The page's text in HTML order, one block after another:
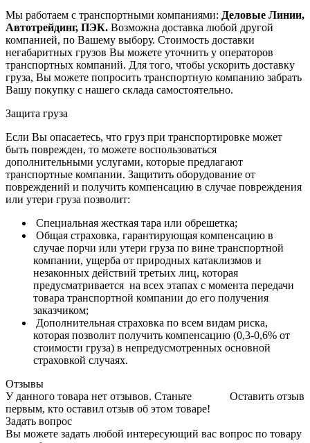
Мы работаем с транспортными компаниями: Деловые Линии,
Автотрейдинг, ПЭК. Возможна доставка любой другой
компанией, по Вашему выбору. Стоимость доставки
негабаритных грузов Вы можете уточнить у операторов
транспортных компаний. Для того, чтобы ускорить доставку
груза, Вы можете попросить транспортную компанию забрать
Вашу покупку с нашего склада самостоятельно.
Защита груза
Если Вы опасаетесь, что груз при транспортировке может
быть поврежден, то можете воспользоваться
дополнительными услугами, которые предлагают
транспортные компании. Защитить оборудование от
повреждений и получить компенсацию в случае повреждения
или утери груза позволит:
Специальная жесткая тара или обрешетка;
Общая страховка, гарантирующая компенсацию в
случае порчи или утери груза по вине транспортной
компании, ущерба от природных катаклизмов и
незаконных действий третьих лиц, которая
предусматривается на всех этапах с момента передачи
товара транспортной компании до его получения
заказчиком;
Дополнительная страховка по всем видам риска,
которая позволит получить компенсацию (0,3-0,6% от
стоимости груза) в непредусмотренных основной
страховкой случаях.
Отзывы
Оставить отзыв
У данного товара нет отзывов. Станьте
первым, кто оставил отзыв об этом товаре!
Задать вопрос
Вы можете задать любой интересующий вас вопрос по товару